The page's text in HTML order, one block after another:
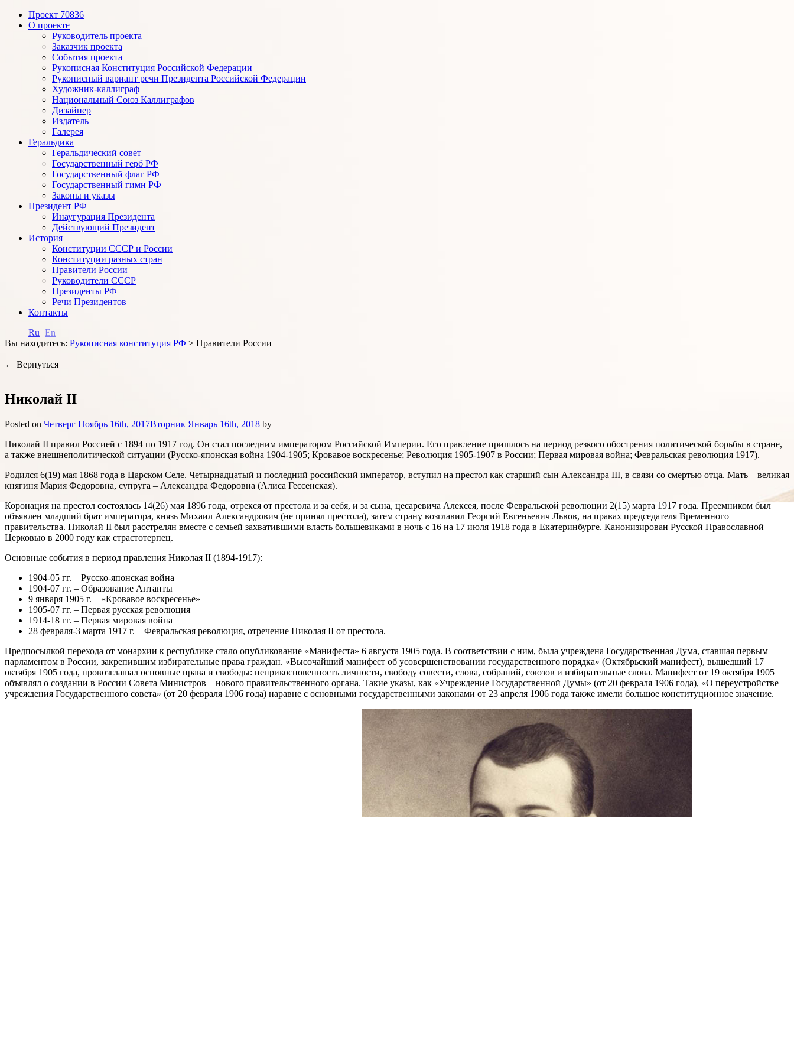
Рукописная конституция РФ
Проект 70836
О проекте
Руководитель проекта
Заказчик проекта
События проекта
Рукописная Конституция Российской Федерации
Рукописный вариант речи Президента Российской Федерации
Художник-каллиграф
Национальный Союз Каллиграфов
Дизайнер
Издатель
Галерея
Геральдика
Геральдический совет
Государственный герб РФ
Государственный флаг РФ
Государственный гимн РФ
Законы и указы
Президент РФ
Инаугурация Президента
Действующий Президент
История
Конституции СССР и России
Конституции разных стран
Правители России
Руководители СССР
Президенты РФ
Речи Президентов
Контакты
Ru En
Вы находитесь: Рукописная конституция РФ > Правители России
← Вернуться
Николай II
Posted on Четверг Ноябрь 16th, 2017Вторник Январь 16th, 2018 by
Николай II правил Россией с 1894 по 1917 год. Он стал последним императором Российской Империи. Его правление пришлось на период резкого обострения политической борьбы в стране,
а также внешнеполитической ситуации (Русско-японская война 1904-1905; Кровавое воскресенье; Революция 1905-1907 в России; Первая мировая война; Февральская революция 1917).
Родился 6(19) мая 1868 года в Царском Селе. Четырнадцатый и последний российский император, вступил на престол как старший сын Александра III, в связи со смертью отца. Мать – великая
княгиня Мария Федоровна, супруга – Александра Федоровна (Алиса Гессенская).
Коронация на престол состоялась 14(26) мая 1896 года, отрекся от престола и за себя, и за сына, цесаревича Алексея, после Февральской революции 2(15) марта 1917 года. Преемником был
объявлен младший брат императора, князь Михаил Александрович (не принял престола), затем страну возглавил Георгий Евгеньевич Львов, на правах председателя Временного
правительства. Николай II был расстрелян вместе с семьей захватившими власть большевиками в ночь с 16 на 17 июля 1918 года в Екатеринбурге. Канонизирован Русской Православной
Церковью в 2000 году как страстотерпец.
Основные события в период правления Николая II (1894-1917):
1904-05 гг. – Русско-японская война
1904-07 гг. – Образование Антанты
9 января 1905 г. – «Кровавое воскресенье»
1905-07 гг. – Первая русская революция
1914-18 гг. – Первая мировая война
28 февраля-3 марта 1917 г. – Февральская революция, отречение Николая II от престола.
Предпосылкой перехода от монархии к республике стало опубликование «Манифеста» 6 августа 1905 года. В соответствии с ним, была учреждена Государственная Дума, ставшая первым
парламентом в России, закрепившим избирательные права граждан. «Высочайший манифест об усовершенствовании государственного порядка» (Октябрьский манифест), вышедший 17
октября 1905 года, провозглашал основные права и свободы: неприкосновенность личности, свободу совести, слова, собраний, союзов и избирательные слова. Манифест от 19 октября 1905
объявлял о создании в России Совета Министров – нового правительственного органа. Такие указы, как «Учреждение Государственной Думы» (от 20 февраля 1906 года), «О переустройстве
учреждения Государственного совета» (от 20 февраля 1906 года) наравне с основными государственными законами от 23 апреля 1906 года также имели большое конституционное значение.